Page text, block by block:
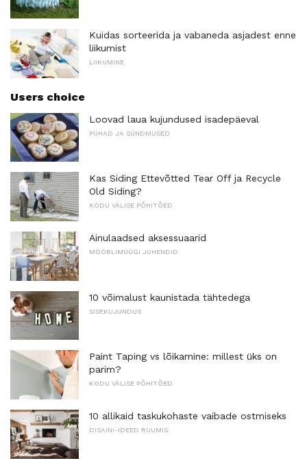
Kuidas sorteerida ja vabaneda asjadest enne
liikumist
LIIKUMINE
Users choice
Loovad laua kujundused isadepäeval
PÜHAD JA SÜNDMUSED
Kas Siding Ettevõtted Tear Off ja Recycle
Old Siding?
KODU VÄLISE PÕHITÕED
Ainulaadsed aksessuaarid
MÖÖBLIMÜÜGI JUHENDID
10 võimalust kaunistada tähtedega
SISEKUJUNDUS
Paint Taping vs lõikamine: millest üks on
parim?
KODU VÄLISE PÕHITÕED
10 allikaid taskukohaste vaibade ostmiseks
DISAINI-IDEED RUUMIS